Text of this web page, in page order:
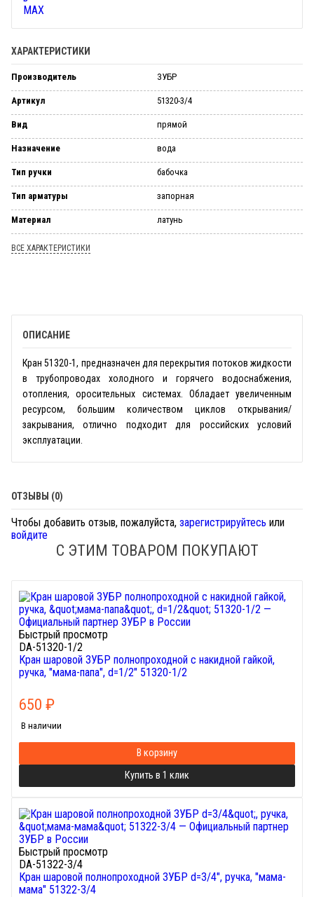
ХАРАКТЕРИСТИКИ
Производитель ЗУБР
Артикул 51320-3/4
Вид пря­мой
Назначение вода
Тип ручки ба­боч­ка
Тип арматуры запорная
Материал ла­тунь
ВСЕ ХАРАКТЕРИСТИКИ
ОПИСАНИЕ
Кран 51320-1, предназначен для перекрытия потоков жидкости
в трубопроводах холодного и горячего водоснабжения,
отопления, оросительных системах. Обладает увеличенным
ресурсом, большим количеством циклов открывания/
закрывания, отлично подходит для российских условий
эксплуатации.
ОТЗЫВЫ (0)
Чтобы добавить отзыв, пожалуйста, зарегистрируйтесь или
войдите
С ЭТИМ ТОВАРОМ ПОКУПАЮТ
Быстрый просмотр
DA-51320-1/2
Кран шаровой ЗУБР полнопроходной с накидной гайкой,
ручка, "мама-папа", d=1/2" 51320-1/2
650 ₽
В наличии
В корзину
Купить в 1 клик
Быстрый просмотр
DA-51322-3/4
Кран шаровой полнопроходной ЗУБР d=3/4", ручка, "мама-
мама" 51322-3/4